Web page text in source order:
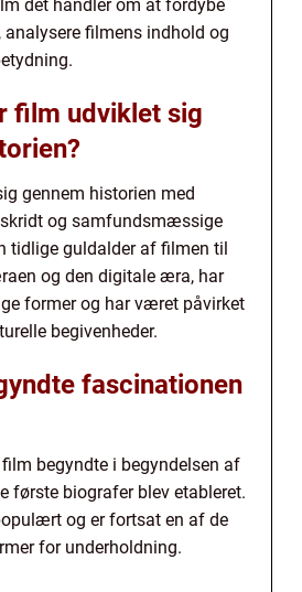
det handler om at fordybe
analysere filmens indhold og
film udviklet sig
gennem historien med
og samfundsmæssige
tidlige guldalder af filmen til
og den digitale æra, har
former og har været påvirket
begivenheder.
fascinationen
begyndte i begyndelsen af
første biografer blev etableret.
og er fortsat en af de
for underholdning.